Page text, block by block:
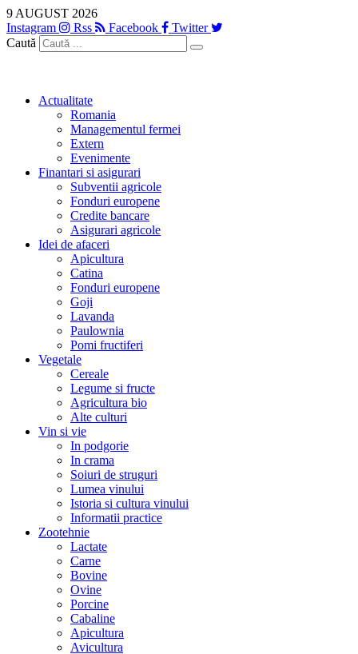
Sari
la
conținut
9 AUGUST 2026
Instagram
Rss Facebook
Twitter
Caută
Actualitate
Romania
Managementul fermei
Extern
Evenimente
Finantari si asigurari
Subventii agricole
Fonduri europene
Credite bancare
Asigurari agricole
Idei de afaceri
Apicultura
Catina
Fonduri europene
Goji
Lavanda
Paulownia
Pomi fructiferi
Vegetale
Cereale
Legume si fructe
Agricultura bio
Alte culturi
Vin si vie
In podgorie
In crama
Soiuri de struguri
Lumea vinului
Istoria si cultura vinului
Informatii practice
Zootehnie
Lactate
Carne
Bovine
Ovine
Porcine
Cabaline
Apicultura
Avicultura